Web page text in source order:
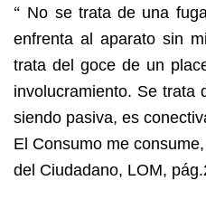
“ No se trata de una
enfrenta al aparato sin
trata del goce de un
involucramiento. Se trata
siendo pasiva, es
El Consumo me
del Ciudadano, LOM,